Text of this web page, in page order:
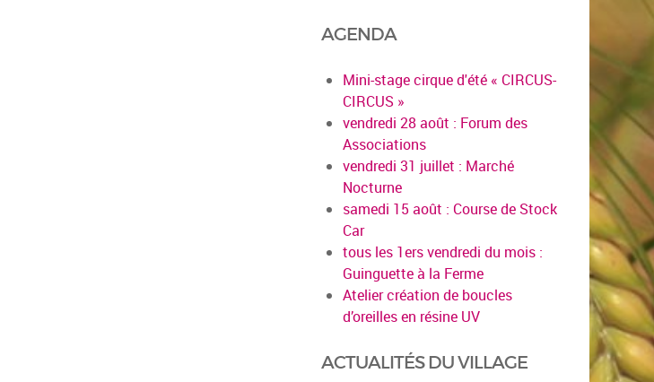
AGENDA
Mini-stage cirque d'été « CIRCUS-
CIRCUS »
vendredi 28 août : Forum des
Associations
vendredi 31 juillet : Marché
Nocturne
samedi 15 août : Course de Stock
Car
tous les 1ers vendredi du mois :
Guinguette à la Ferme
Atelier création de boucles
d’oreilles en résine UV
ACTUALITÉS DU VILLAGE